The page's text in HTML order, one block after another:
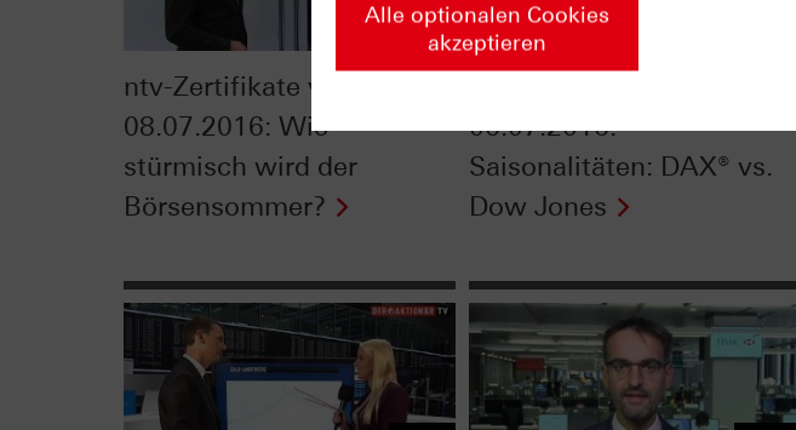
ntv-Zertifikate vom
08.07.2016: Wie
stürmisch wird der
Börsensommer?
06.07.2016:
Saisonalitäten: DAX® vs.
Dow Jones
Alle optionalen Cookies
akzeptieren